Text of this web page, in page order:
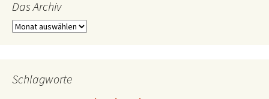
Das Archiv
Das
Schlagworte